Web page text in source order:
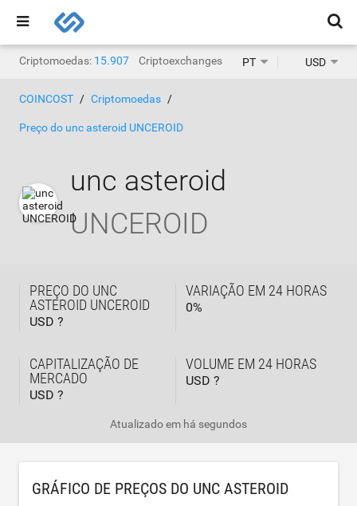
Criptomoedas: 15.907 Criptoexchanges: 1.468
PT USD
COINCOST Criptomoedas
Preço do unc asteroid UNCEROID
unc asteroid
UNCEROID
PREÇO DO UNC
ASTEROID UNCEROID
USD ?
VARIAÇÃO EM 24 HORAS
0%
CAPITALIZAÇÃO DE
MERCADO
USD ?
VOLUME EM 24 HORAS
USD ?
Atualizado em há segundos
GRÁFICO DE PREÇOS DO UNC ASTEROID